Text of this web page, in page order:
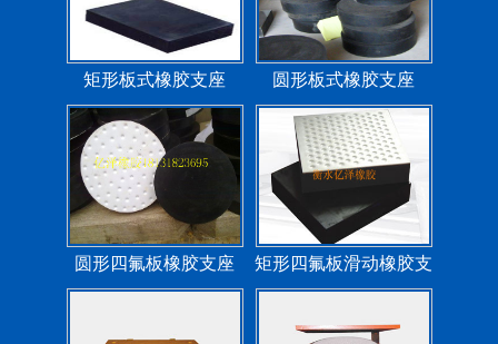
圆形四氟板橡胶支座
矩形四氟板滑动橡胶支
座
铁路盆式支座 公路盆式橡胶支座